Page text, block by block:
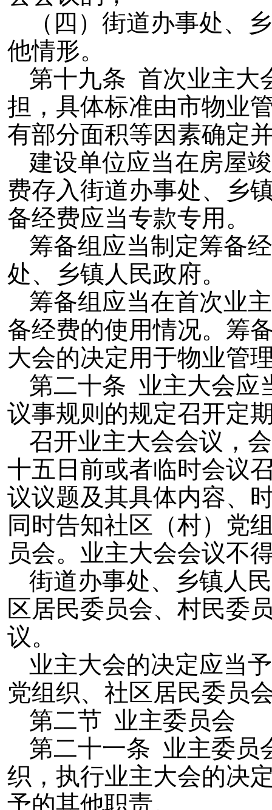
（四）街道办事处、
他情形。
第十九条 首次业主大
担，具体标准由市物业
有部分面积等因素确定
建设单位应当在房屋
费存入街道办事处、乡
备经费应当专款专用。
筹备组应当制定筹备
处、乡镇人民政府。
筹备组应当在首次业
备经费的使用情况。筹
大会的决定用于物业管
第二十条 业主大会应
议事规则的规定召开定
召开业主大会会议，
十五日前或者临时会议
议议题及其具体内容、
同时告知社区（村）党
员会。业主大会会议不
街道办事处、乡镇人
区居民委员会、村民委
议。
业主大会的决定应当
党组织、社区居民委员
第二节 业主委员会
第二十一条 业主委员
织，执行业主大会的决
予的其他职责。